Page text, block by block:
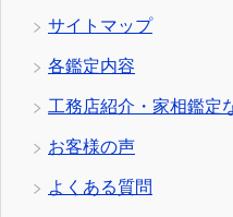
サイトマップ
各鑑定内容
工務店紹介・家相鑑定
お客様の声
よくある質問